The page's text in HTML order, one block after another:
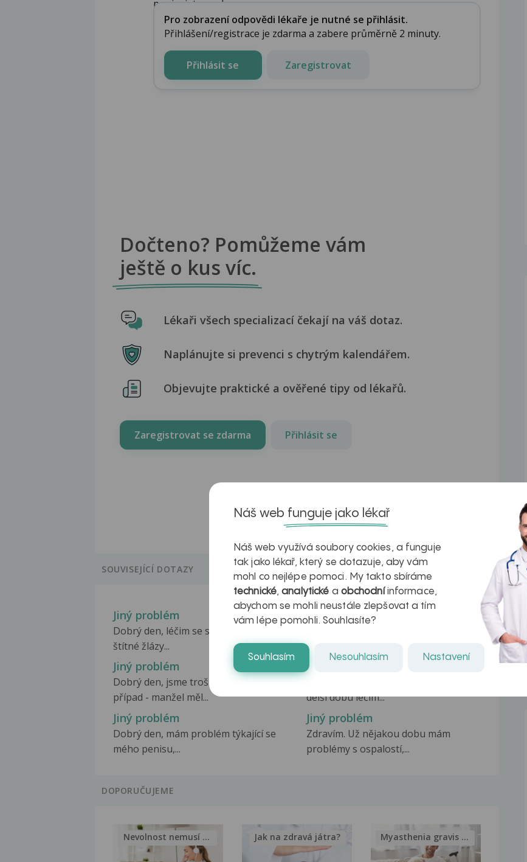
popisujete, moho...
Pro zobrazení odpovědi lékaře je nutné se přihlásit.
Přihlášení/registrace je zdarma a zabere průměrně 2 minuty.
Přihlásit se Zaregistrovat
Dočteno? Pomůžeme vám
ještě o kus víc.
Lékaři všech specializací čekají na váš dotaz.
Naplánujte si prevenci s chytrým kalendářem.
Objevujte praktické a ověřené tipy od lékařů.
Zaregistrovat se zdarma Přihlásit se
SOUVISEJÍCÍ DOTAZY
Jiný problém
Dobrý den, léčim se s sníženou funkci
štítné žlázy...
Jiný problém
omlouvám se svůj dotaz,...
Jiný problém
Dobrý den, jsme trošku vážnější
případ - manžel měl...
Jiný problém
delší dobu léčím...
Jiný problém
Dobrý den, mám problém týkající se
mého penisu,...
Jiný problém
Zdravím. Už nějakou dobu mám
problémy s ospalostí,...
DOPORUČUJEME
Nevolnost nemusí být nutnou... Jak na zdravá játra? Myasthenia gravis – vše, co...
Náš web funguje jako lékař
Náš web využívá soubory cookies, a funguje
tak jako lékař, který se dotazuje, aby vám
mohl co nejlépe pomoci. My takto sbíráme
technické,analytické a obchodníinformace,
abychom se mohli neustále zlepšovat a tím
vám lépe pomohli. Souhlasíte?
Souhlasím Nesouhlasím Nastavení